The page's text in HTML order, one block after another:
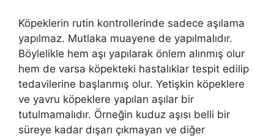
Köpeklerin rutin kontrollerinde sadece aşılama
yapılmaz. Mutlaka muayene de yapılmalıdır.
Böylelikle hem aşı yapılarak önlem alınmış olur
hem de varsa köpekteki hastalıklar tespit edilip
tedavilerine başlanmış olur. Yetişkin köpeklere
ve yavru köpeklere yapılan aşılar bir
tutulmamalıdır. Örneğin kuduz aşısı belli bir
süreye kadar dışarı çıkmayan ve diğer